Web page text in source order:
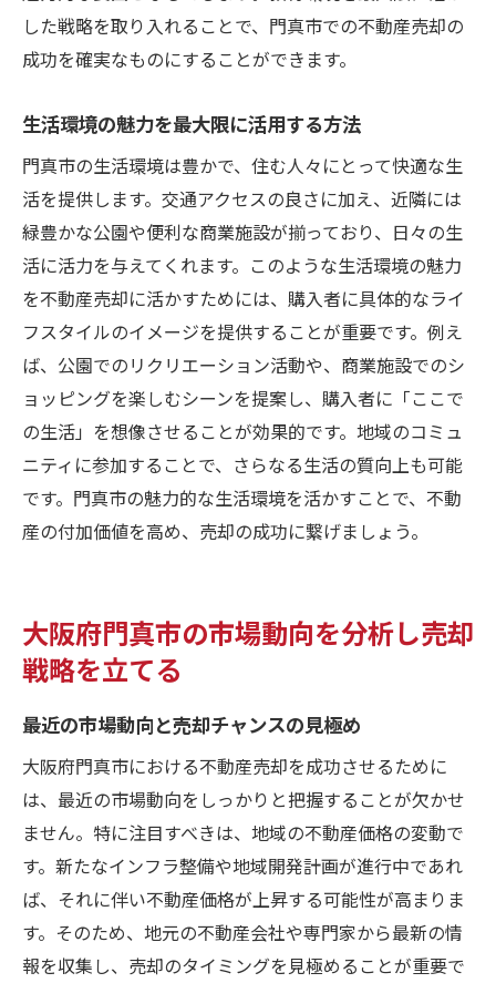
した戦略を取り入れることで、門真市での不動産売却の
成功を確実なものにすることができます。
生活環境の魅力を最大限に活用する方法
門真市の生活環境は豊かで、住む人々にとって快適な生
活を提供します。交通アクセスの良さに加え、近隣には
緑豊かな公園や便利な商業施設が揃っており、日々の生
活に活力を与えてくれます。このような生活環境の魅力
を不動産売却に活かすためには、購入者に具体的なライ
フスタイルのイメージを提供することが重要です。例え
ば、公園でのリクリエーション活動や、商業施設でのシ
ョッピングを楽しむシーンを提案し、購入者に「ここで
の生活」を想像させることが効果的です。地域のコミュ
ニティに参加することで、さらなる生活の質向上も可能
です。門真市の魅力的な生活環境を活かすことで、不動
産の付加価値を高め、売却の成功に繋げましょう。
大阪府門真市の市場動向を分析し売却
戦略を立てる
最近の市場動向と売却チャンスの見極め
大阪府門真市における不動産売却を成功させるために
は、最近の市場動向をしっかりと把握することが欠かせ
ません。特に注目すべきは、地域の不動産価格の変動で
す。新たなインフラ整備や地域開発計画が進行中であれ
ば、それに伴い不動産価格が上昇する可能性が高まりま
す。そのため、地元の不動産会社や専門家から最新の情
報を収集し、売却のタイミングを見極めることが重要で